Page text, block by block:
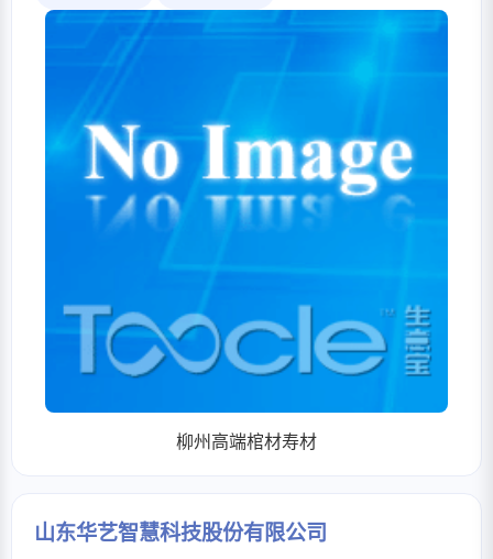
柳州高端棺材寿材
山东华艺智慧科技股份有限公司